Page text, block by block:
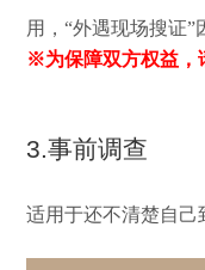
用，“外遇现场搜证”
※为保障双方权益，
3.事前调查
适用于还不清楚自